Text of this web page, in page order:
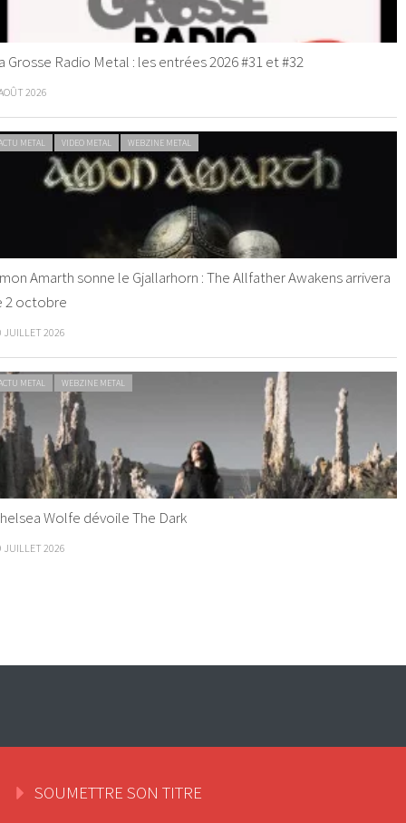
Grosse Radio Metal : les entrées 2026 #31 et #32
2026
METAL VIDEO METAL WEBZINE METAL
Amarth sonne le Gjallarhorn : The Allfather Awakens arrivera
2 octobre
JUILLET 2026
METAL WEBZINE METAL
Wolfe dévoile The Dark
JUILLET 2026
SOUMETTRE SON TITRE